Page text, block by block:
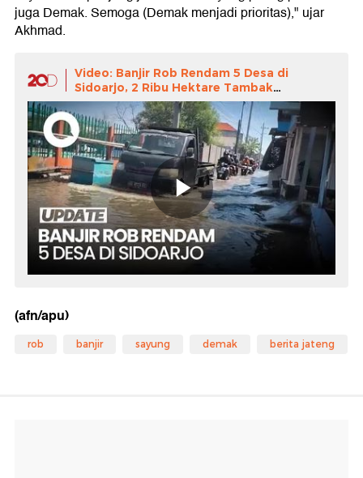
juga Demak. Semoga (Demak menjadi prioritas)," ujar
Akhmad.
Video: Banjir Rob Rendam 5 Desa di
Sidoarjo, 2 Ribu Hektare Tambak
Terdampak
(afn/apu)
rob banjir sayung demak berita jateng